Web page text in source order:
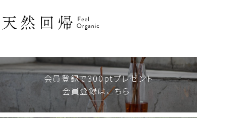
・アイテムや香りの変更はできません。
・1アイテムのみのスキップはできません。
【定期便はこんな方におすすめ】
✔ お気に入りのヘアケア、香りを長く楽しみたい方
✔ 注文の手間なく、毎月商品を受け取りたい方
✔ 環境にやさしい詰替えスタイルを選びたい方
定期便を申し込む
人気商品 定期便あり 詰替えあり
18,480
人気商品 定期便あり 詰替えあり
8,580 税込
会員登録で300ptプレゼント
会員登録はこちら